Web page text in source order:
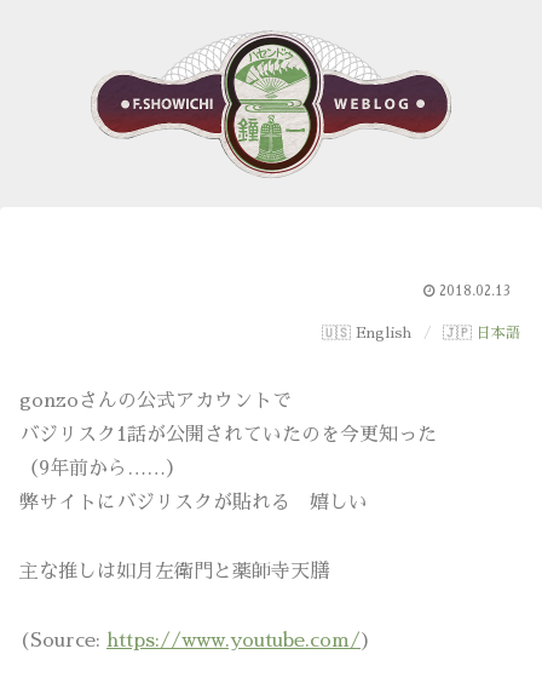
2018.02.13
English 日本語
gonzoさんの公式アカウントで
バジリスク1話が公開されていたのを今更知った
（9年前から……）
弊サイトにバジリスクが貼れる 嬉しい
主な推しは如月左衛門と薬師寺天膳
(Source: https://www.youtube.com/)